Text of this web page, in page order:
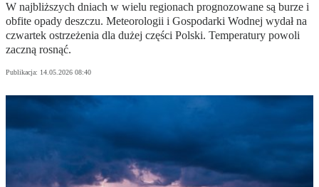
W najbliższych dniach w wielu regionach prognozowane są burze i
obfite opady deszczu. Meteorologii i Gospodarki Wodnej wydał na
czwartek ostrzeżenia dla dużej części Polski. Temperatury powoli
zaczną rosnąć.
Publikacja: 14.05.2026 08:40